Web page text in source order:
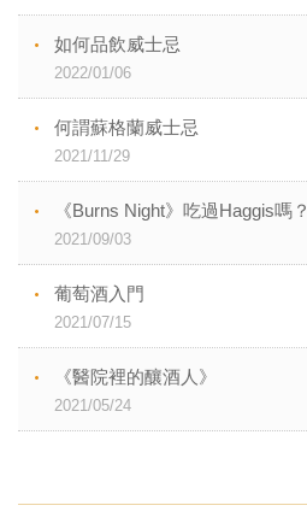
如何品飲威士忌
2022/01/06
何謂蘇格蘭威士忌
2021/11/29
《Burns Night》吃過Haggis嗎？
2021/09/03
葡萄酒入門
2021/07/15
《醫院裡的釀酒人》
2021/05/24